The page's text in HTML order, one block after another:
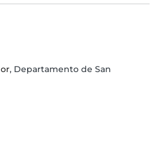
, Departamento de San